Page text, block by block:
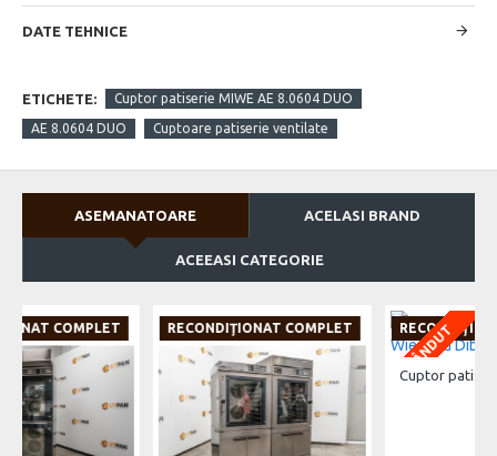
DATE TEHNICE
ETICHETE: Cuptor patiserie MIWE AE 8.0604 DUO
AE 8.0604 DUO Cuptoare patiserie ventilate
ASEMANATOARE ACELASI BRAND
ACEEASI CATEGORIE
RECONDIŢIONAT COMPLET
VÂNDUT
Cuptor patiserie 15 tavi Wiesheu Dibas 64 Blue S
RECONDIŢIONAT